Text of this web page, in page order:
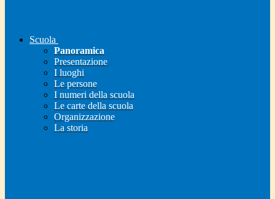
Scuola
Panoramica
Presentazione
I luoghi
Le persone
I numeri della scuola
Le carte della scuola
Organizzazione
La storia